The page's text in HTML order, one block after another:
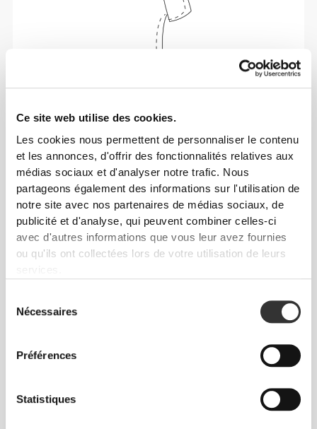
Ce site web utilise des cookies.
Les cookies nous permettent de personnaliser le contenu
et les annonces, d'offrir des fonctionnalités relatives aux
médias sociaux et d'analyser notre trafic. Nous
partageons également des informations sur l'utilisation de
notre site avec nos partenaires de médias sociaux, de
publicité et d'analyse, qui peuvent combiner celles-ci
avec d'autres informations que vous leur avez fournies
ou qu'ils ont collectées lors de votre utilisation de leurs
Nécessaires
Préférences
Statistiques
Liberté de mouvement et confort au quotidien,
telle est la devise.
Ample
Liberté totale de mouvement. Une coupe
confortable et décontractée pour un look casual.